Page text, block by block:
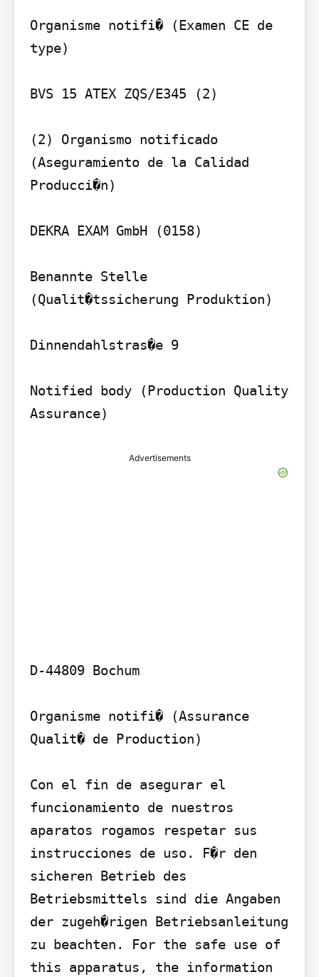
Organisme notifi� (Examen CE de
type)
BVS 15 ATEX ZQS/E345 (2)
(2) Organismo notificado
(Aseguramiento de la Calidad
Producci�n)
DEKRA EXAM GmbH (0158)
Benannte Stelle
(Qualit�tssicherung Produktion)
Dinnendahlstras�e 9
Notified body (Production Quality
Advertisements
D-44809 Bochum
Organisme notifi� (Assurance
Qualit� de Production)
Con el fin de asegurar el
funcionamiento de nuestros
aparatos rogamos respetar sus
instrucciones de uso. F�r den
sicheren Betrieb des
Betriebsmittels sind die Angaben
der zugeh�rigen Betriebsanleitung
zu beachten. For the safe use of
this apparatus, the information